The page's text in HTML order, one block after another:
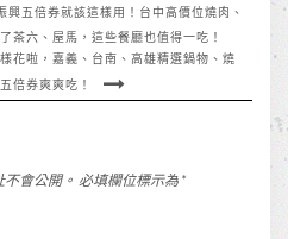
五倍券就該這樣用！台中高價位燒肉、
茶六、屋馬，這些餐廳也值得一吃！
花啦，嘉義、台南、高雄精選鍋物、燒
倍券爽爽吃！
會公開。 必填欄位標示為 *